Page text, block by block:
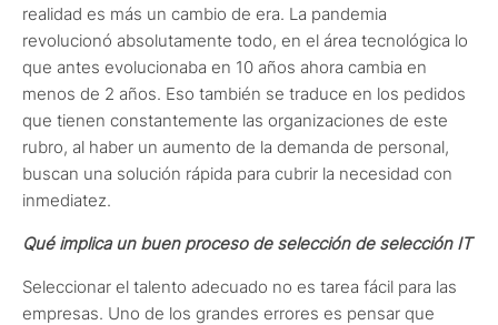
realidad es más un cambio de era. La pandemia
revolucionó absolutamente todo, en el área tecnológica lo
que antes evolucionaba en 10 años ahora cambia en
menos de 2 años. Eso también se traduce en los pedidos
que tienen constantemente las organizaciones de este
rubro, al haber un aumento de la demanda de personal,
buscan una solución rápida para cubrir la necesidad con
inmediatez.
Qué implica un buen proceso de selección de selección IT
Seleccionar el talento adecuado no es tarea fácil para las
empresas. Uno de los grandes errores es pensar que